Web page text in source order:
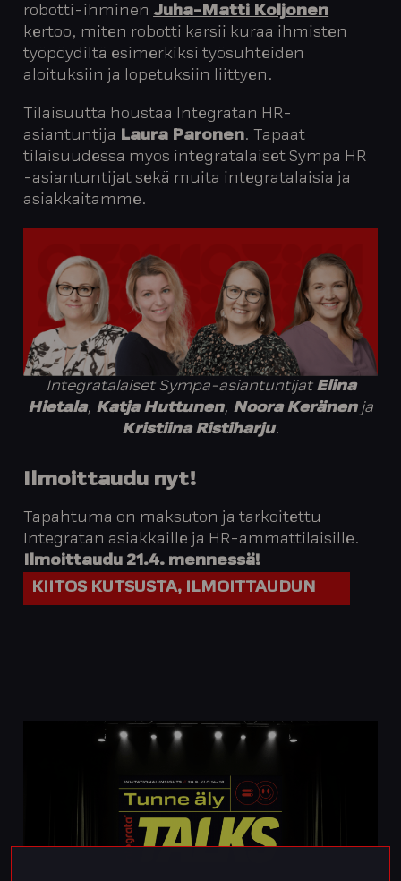
robotti-ihminen Juha-Matti Koljonen
kertoo, miten robotti karsii kuraa ihmisten
työpöydiltä esimerkiksi työsuhteiden
aloituksiin ja lopetuksiin liittyen.
Tilaisuutta houstaa Integratan HR-
asiantuntija
Laura Paronen. Tapaat
tilaisuudessa myös integratalaiset Sympa HR
-asiantuntijat sekä muita integratalaisia ja
asiakkaitamme.
Integratalaiset Sympa-asiantuntijat Elina
Hietala, Katja Huttunen, Noora Keränen ja
Kristiina Ristiharju.
Ilmoittaudu nyt!
Tapahtuma on maksuton ja tarkoitettu
Integratan asiakkaille ja HR-ammattilaisille.
Ilmoittaudu 21.4. mennessä!
KIITOS KUTSUSTA, ILMOITTAUDUN